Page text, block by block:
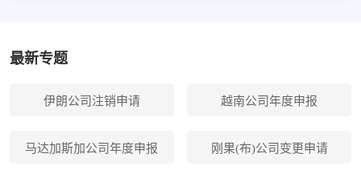
最新专题
伊朗公司注销申请 越南公司年度申报
马达加斯加公司年度申报 刚果(布)公司变更申请